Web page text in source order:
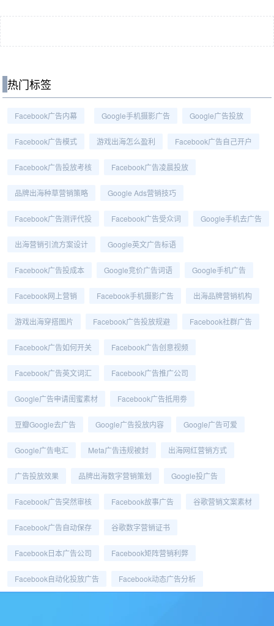
热门标签
Facebook广告内幕 Google手机摄影广告 Google广告投放
Facebook广告模式 游戏出海怎么盈利 Facebook广告自己开户
Facebook广告投放考核 Facebook广告凌晨投放
品牌出海种草营销策略 Google Ads营销技巧
Facebook广告测评代投 Facebook广告受众词 Google手机去广告
出海营销引流方案设计 Google英文广告标语
Facebook广告投成本 Google竞价广告词语 Google手机广告
Facebook网上营销 Facebook手机摄影广告 出海品牌营销机构
游戏出海穿搭图片 Facebook广告投放规避 Facebook社群广告
Facebook广告如何开关 Facebook广告创意视频
Facebook广告英文词汇 Facebook广告推广公司
Google广告申请闺蜜素材 Facebook广告抵用劵
豆瓣Google去广告 Google广告投放内容 Google广告可爱
Google广告电汇 Meta广告违规被封 出海网红营销方式
广告投放效果 品牌出海数字营销策划 Google投广告
Facebook广告突然审核 Facebook故事广告 谷歌营销文案素材
Facebook广告自动保存 谷歌数字营销证书
Facebook日本广告公司 Facebook矩阵营销利弊
Facebook自动化投放广告 Facebook动态广告分析